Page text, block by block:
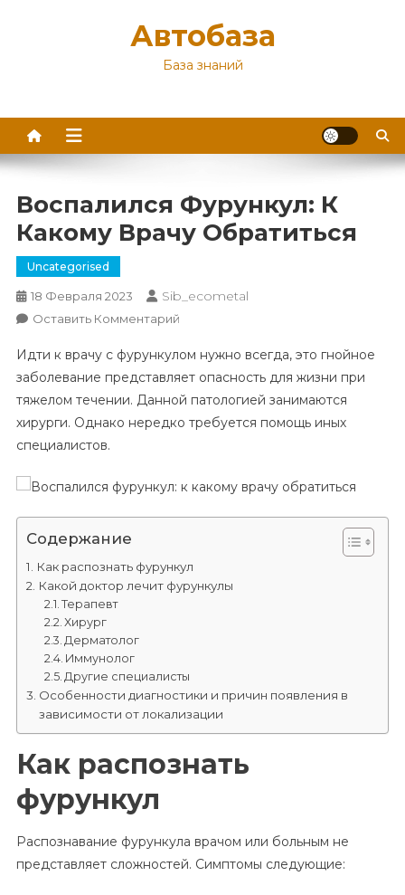
Автобаза
База знаний
Воспалился Фурункул: К
Какому Врачу Обратиться
Uncategorised
18 Февраля 2023 Sib_ecometal
Оставить КомментарийК
Фурункул:
К
Какому
Врачу
Идти к врачу с фурункулом нужно всегда, это гнойное
заболевание представляет опасность для жизни при
тяжелом течении. Данной патологией занимаются
хирурги. Однако нередко требуется помощь иных
специалистов.
Содержание
Как распознать фурункул
Какой доктор лечит фурункулы
Терапевт
Хирург
Дерматолог
Иммунолог
Другие специалисты
Особенности диагностики и причин появления в
зависимости от локализации
Как распознать
фурункул
Распознавание фурункула врачом или больным не
представляет сложностей. Симптомы следующие: